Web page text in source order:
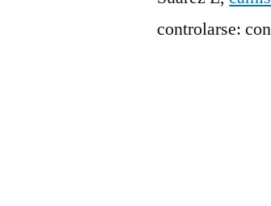
controlarse: